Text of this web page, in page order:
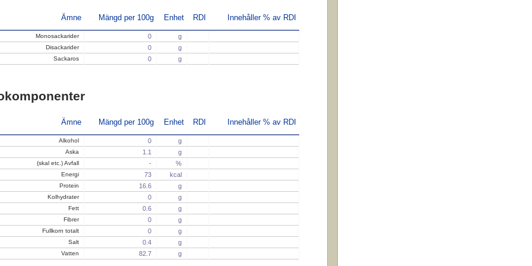
Ämne Mängd per 100g Enhet RDI Innehåller % av RDI
Monosackarider 0 g
Disackarider 0 g
Sackaros 0 g
Ämne Mängd per 100g Enhet RDI Innehåller % av RDI
Alkohol 0 g
Aska 1.1 g
(skal etc.) Avfall - %
Energi 73 kcal
Protein 16.6 g
Kolhydrater 0 g
Fett 0.6 g
Fibrer 0 g
Fullkorn totalt 0 g
Salt 0.4 g
Vatten 82.7 g